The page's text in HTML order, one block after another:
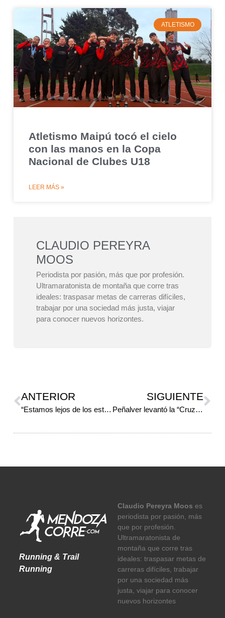
ATLETISMO
Atletismo Maipú tocó el cielo
con las manos en la Copa
Nacional de Clubes U18
LEER MÁS »
CLAUDIO PEREYRA
MOOS
Periodista por pasión, más que por profesión.
Ultramaratonista de montaña que corre tras
ideales: traspasar metas de carreras difíciles,
trabajar por una sociedad más justa, viajar
para conocer nuevos horizontes.
ANTERIOR
“Estamos lejos de los estándares ideales”
SIGUIENTE
Peñalver levantó la “Cruz de Piedra”
Running & Trail
Running
Claudio Pereyra Moos es
periodista por pasión, más
que por profesión.
Ultramaratonista de
montaña que corre tras
ideales: traspasar metas de
carreras difíciles, trabajar
por una sociedad más
justa, viajar para conocer
nuevos horizontes